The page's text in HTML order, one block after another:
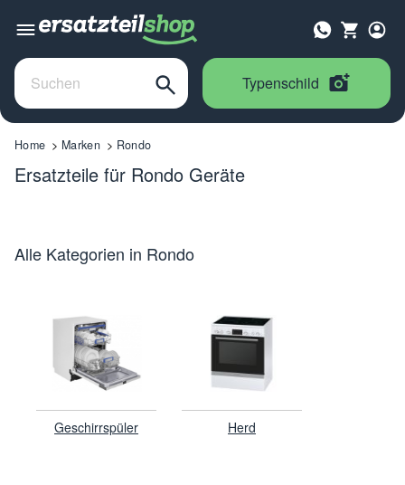
Typenschild
Home Marken Rondo
Ersatzteile für Rondo Geräte
Alle Kategorien in Rondo
Geschirrspüler Herd